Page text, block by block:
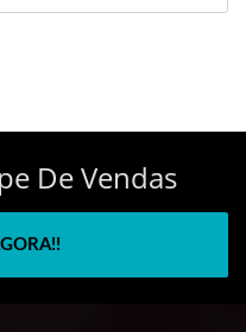
De Vendas